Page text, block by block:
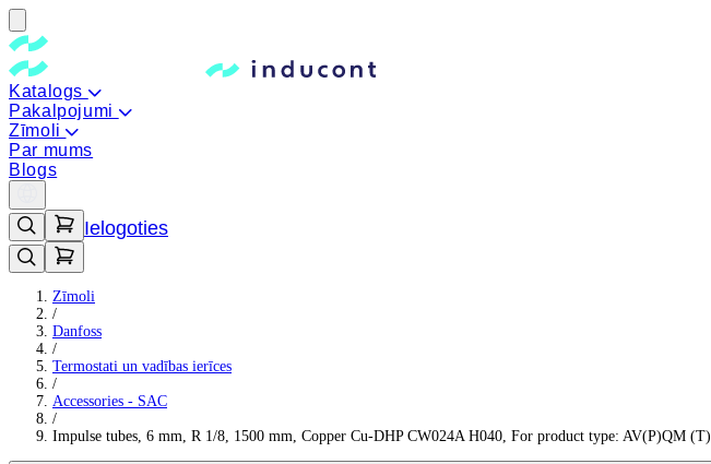
Katalogs
Pakalpojumi
Zīmoli
Par mums
Blogs
Ielogoties
Zīmoli
/
Danfoss
/
Termostati un vadības ierīces
/
Accessories - SAC
/
Impulse tubes, 6 mm, R 1/8, 1500 mm, Copper Cu-DHP CW024A H040, For product type: AV(P)QM (T)